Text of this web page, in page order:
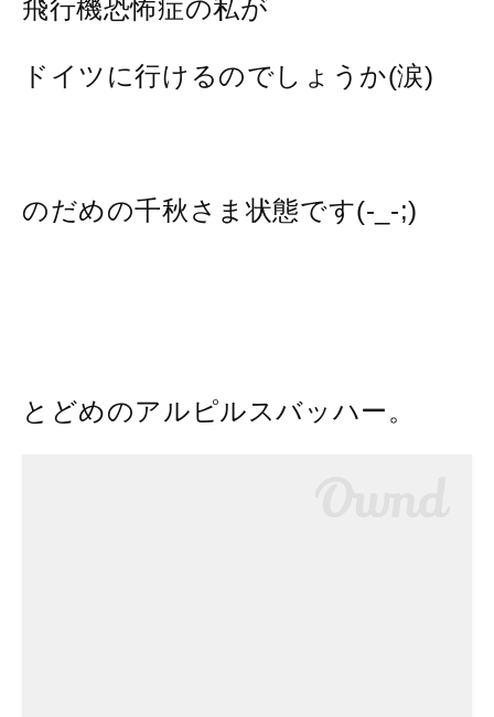
飛行機恐怖症の私が
ドイツに行けるのでしょうか(涙)
のだめの千秋さま状態です(-_-;)
とどめのアルピルスバッハー。